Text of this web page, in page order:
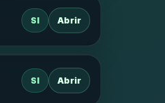
SI Abrir
SI Abrir